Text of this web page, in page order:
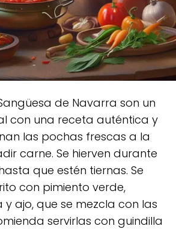
de Navarra son un
con una receta auténtica y
las pochas frescas a la
carne. Se hierven durante
que estén tiernas. Se
con pimiento verde,
ajo, que se mezcla con las
servirlas con guindilla